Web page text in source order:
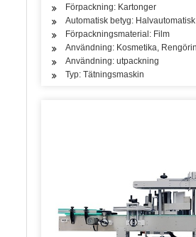
Förpackning: Kartonger
Automatisk betyg: Halvautomatisk
Förpackningsmaterial: Film
Användning: Kosmetika,
Användning: utpackning
Typ: Tätningsmaskin